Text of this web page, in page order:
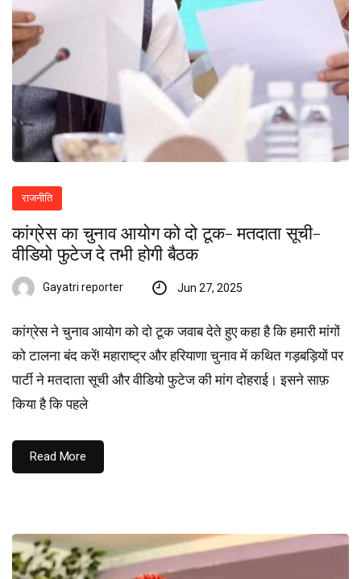
राजनीति
कांग्रेस का चुनाव आयोग को दो टूक- मतदाता सूची-
वीडियो फुटेज दे तभी होगी बैठक
Gayatri reporter Jun 27, 2025
कांग्रेस ने चुनाव आयोग को दो टूक जवाब देते हुए कहा है कि हमारी मांगों
को टालना बंद करें! महाराष्ट्र और हरियाणा चुनाव में कथित गड़बड़ियों पर
पार्टी ने मतदाता सूची और वीडियो फुटेज की मांग दोहराई। इसने साफ़
किया है कि पहले
Read More